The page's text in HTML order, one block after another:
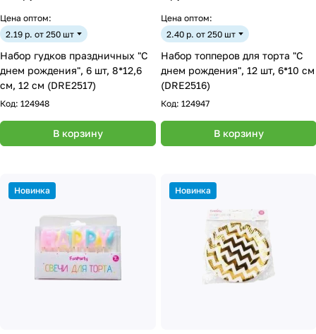
Цена оптом:
2.19 р. от 250 шт
Набор гудков праздничных "С
днем рождения", 6 шт, 8*12,6
см, 12 см (DRE2517)
Код: 124948
В корзину
Цена оптом:
2.40 р. от 250 шт
Набор топперов для торта "С
днем рождения", 12 шт, 6*10 см
(DRE2516)
Код: 124947
В корзину
Новинка Новинка